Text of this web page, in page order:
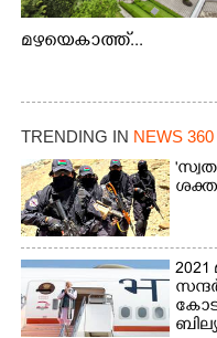
മഴയെകാത്ത്...
TRENDING IN NEWS 360